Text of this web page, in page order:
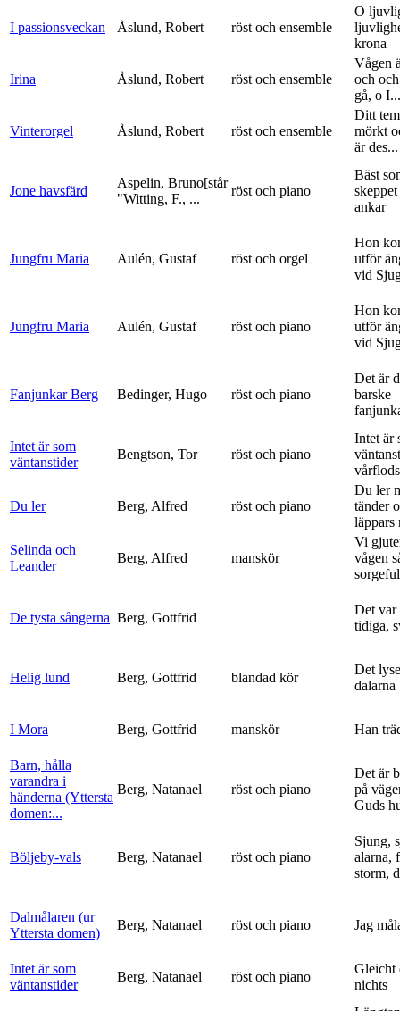
I passionsveckan Åslund, Robert röst och ensemble
O
krona
Irina Åslund, Robert röst och ensemble
Vågen
och
gå, o I...
Vinterorgel Åslund, Robert röst och ensemble
Ditt
mörkt
är des...
Jone havsfärd
Aspelin, Bruno[står
"Witting, F., ...
röst och piano
Bäst
ankar
Jungfru Maria Aulén, Gustaf röst och orgel
Hon
utför
vid
Jungfru Maria Aulén, Gustaf röst och piano
Hon
utför
vid
Fanjunkar Berg Bedinger, Hugo röst och piano
Det är
barske
Intet är som
väntanstider
Bengtson, Tor röst och piano
Intet är
Du ler Berg, Alfred röst och piano
Du ler
tänder
läppars
Selinda och
Leander
Berg, Alfred manskör
Vi
vågen
De tysta sångerna Berg, Gottfrid
Det var
tidiga,
Helig lund Berg, Gottfrid blandad kör
Det
dalarna
I Mora Berg, Gottfrid manskör Han
Barn, hålla
varandra i
händerna (Yttersta
domen:...
Berg, Natanael röst och piano
Det är
på
Guds
Böljeby-vals Berg, Natanael röst och piano
Sjung,
alarna,
storm,
Dalmålaren (ur
Yttersta domen)
Berg, Natanael röst och piano Jag
Intet är som
väntanstider
Berg, Natanael röst och piano
Gleicht
nichts